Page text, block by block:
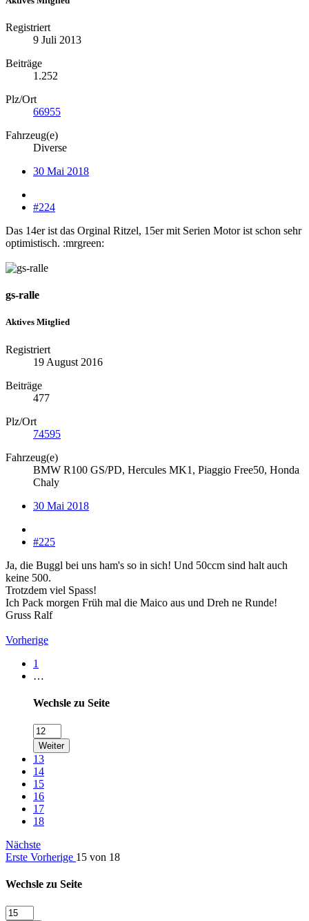
Registriert
9 Juli 2013
Beiträge
1.252
Plz/Ort
66955
Fahrzeug(e)
Diverse
30 Mai 2018
#224
Das 14er ist das Orginal Ritzel, 15er mit Serien Motor ist schon sehr
optimistisch. :mrgreen:
gs-ralle
Aktives Mitglied
Registriert
19 August 2016
Beiträge
477
Plz/Ort
74595
Fahrzeug(e)
BMW R100 GS/PD, Hercules MK1, Piaggio Free50, Honda
Chaly
30 Mai 2018
#225
Ja, die Buggl bei uns ham's so in sich! Und 50ccm sind halt auch
keine 500.
Trotzdem viel Spass!
Ich Pack morgen Früh mal die Maico aus und Dreh ne Runde!
Gruss Ralf
Vorherige
1
…
Wechsle zu Seite
Weiter
13
14
15
16
17
18
Nächste
Erste Vorherige 15 von 18
Wechsle zu Seite